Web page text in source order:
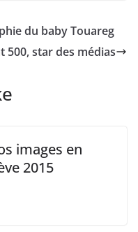
du baby Touareg
500, star des médias
images en
2015